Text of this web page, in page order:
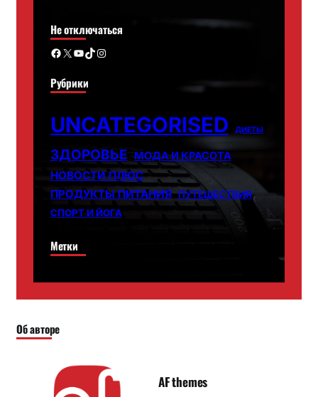
Не отключаться
Facebook X YouTube TikTok Instagram
Рубрики
UNCATEGORISED ДИЕТЫ
ЗДОРОВЬЕ МОДА И КРАСОТА
НОВОСТИ ПЛЮС
ПРОДУКТЫ ПИТАНИЯ ПУТЕШЕСТВИЯ
СПОРТ И ЙОГА
Метки
Об авторе
AF themes